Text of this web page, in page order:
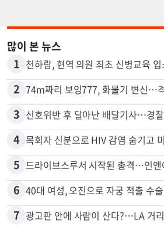
많이 본 뉴스
1
2
3
4 목회자 신분으로 HIV 감염 숨기고
5 드라이브스루서 시작된 총격…인앤
6 40대 여성, 오진으로 자궁 적출 수술
7 광고판 안에 사람이 산다?…LA 거